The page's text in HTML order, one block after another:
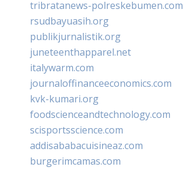
tribratanews-polreskebumen.com
rsudbayuasih.org
publikjurnalistik.org
juneteenthapparel.net
italywarm.com
journaloffinanceeconomics.com
kvk-kumari.org
foodscienceandtechnology.com
scisportsscience.com
addisababacuisineaz.com
burgerimcamas.com